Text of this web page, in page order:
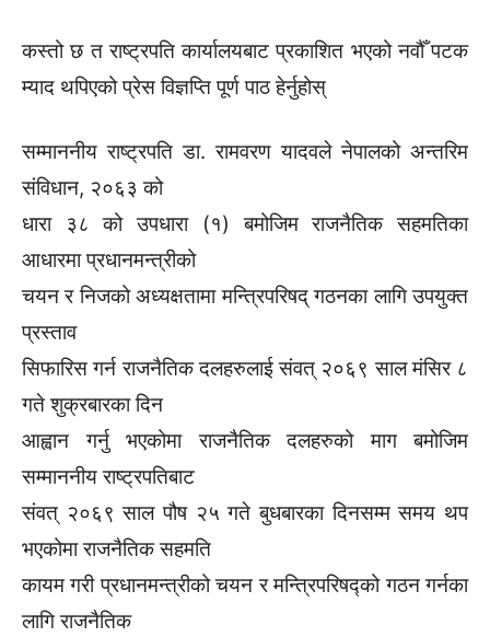
कस्तो छ त राष्ट्रपति कार्यालयबाट प्रकाशित भएको नवौँ पटक
म्याद थपिएको प्रेस विज्ञप्ति पूर्ण पाठ हेर्नुहोस्
सम्माननीय राष्ट्रपति डा. रामवरण यादवले नेपालको अन्तरिम
संविधान, २०६३ को
धारा ३८ को उपधारा (१) बमोजिम राजनैतिक सहमतिका
आधारमा प्रधानमन्त्रीको
चयन र निजको अध्यक्षतामा मन्त्रिपरिषद् गठनका लागि उपयुक्त
प्रस्ताव
सिफारिस गर्न राजनैतिक दलहरुलाई संवत् २०६९ साल मंसिर ८
गते शुक्रबारका दिन
आह्वान गर्नु भएकोमा राजनैतिक दलहरुको माग बमोजिम
सम्माननीय राष्ट्रपतिबाट
संवत् २०६९ साल पौष २५ गते बुधबारका दिनसम्म समय थप
भएकोमा राजनैतिक सहमति
कायम गरी प्रधानमन्त्रीको चयन र मन्त्रिपरिषद्को गठन गर्नका
लागि राजनैतिक